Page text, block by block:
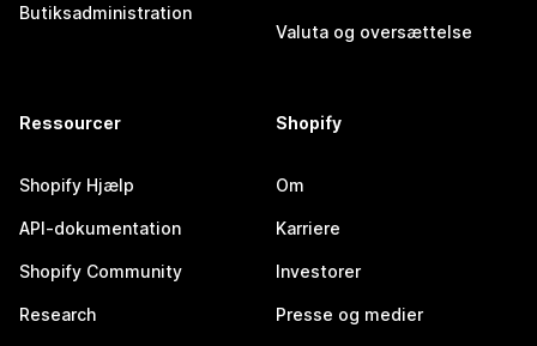
Butiksadministration
Valuta og oversættelse
Ressourcer
Shopify Hjælp
API-dokumentation
Shopify Community
Research
Shopify
Om
Karriere
Investorer
Presse og medier